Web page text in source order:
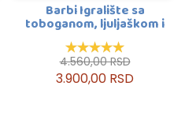
Barbi Igralište sa
toboganom, ljuljaškom i
kućicom
4.560,00 RSD
3.900,00 RSD